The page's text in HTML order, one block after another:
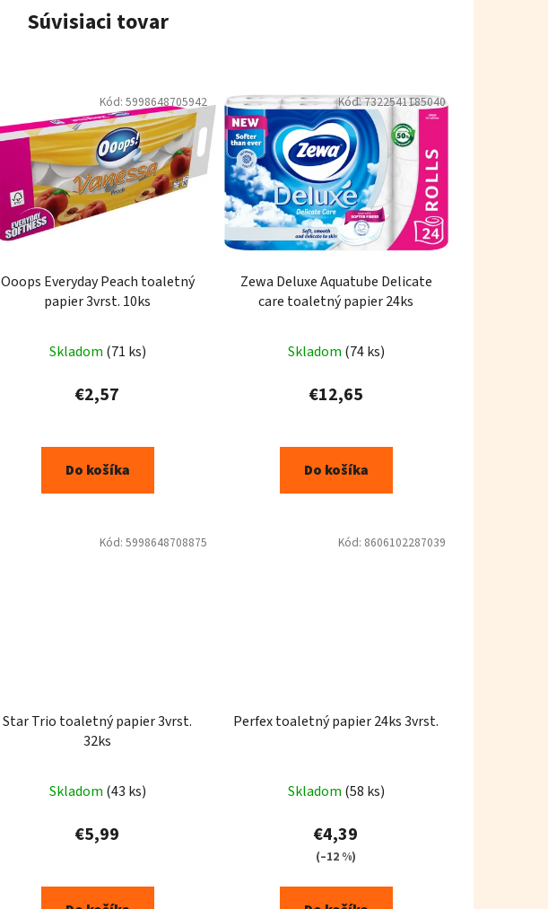
Súvisiaci tovar
Ooops Everyday Peach toaletný
papier 3vrst. 10ks
Skladom (71 ks)
€2,57
Do košíka
Kód: 5998648705942
Zewa Deluxe Aquatube Delicate
care toaletný papier 24ks
Skladom (74 ks)
€12,65
Do košíka
Kód:7322541185040
Star Trio toaletný papier 3vrst.
32ks
hodnotenie
produktu
je
Skladom (43 ks)
€5,99
Kód: 5998648708875
Perfex toaletný papier 24ks 3vrst.
hodnotenie
produktu
je
Skladom (58 ks)
€4,39
(–12 %)
Kód: 8606102287039